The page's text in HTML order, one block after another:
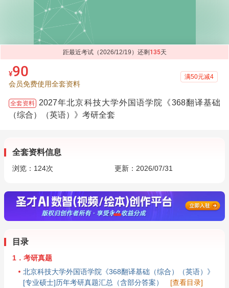
距最近考试（2026/12/19）还剩 135天
¥90
会员免费使用全套资料
满50元减4
全套资料
2027年北京科技大学外国语学院《368翻译基础
（综合）（英语）》考研全套
全套资料信息
浏览： 124次 更新：2026/07/31
目录
1．考研真题
北京科技大学外国语学院《368翻译基础（综合）（英语）》
[专业硕士]历年考研真题汇总（含部分答案）
[查看目录]